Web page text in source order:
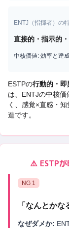
ENTJ （指揮者）の
直接的・指示的
中核価値: 効率と達
ESTPの行動的・即
は、 ENTJの中核価
く、 感覚×直感・
造です。
⚠️ ESTPが
NG 1
「 なんとかな
なぜダメか: